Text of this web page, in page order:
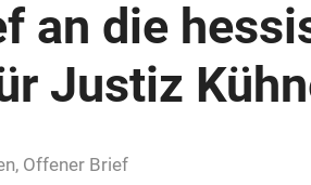
an die
Justiz
, Offener Brief